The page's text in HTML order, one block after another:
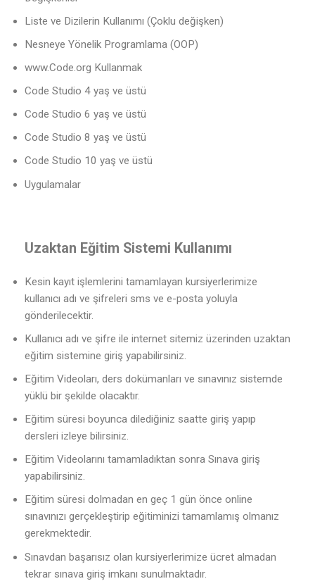
Liste ve Dizilerin Kullanımı (Çoklu değişken)
Nesneye Yönelik Programlama (OOP)
www.Code.org Kullanmak
Code Studio 4 yaş ve üstü
Code Studio 6 yaş ve üstü
Code Studio 8 yaş ve üstü
Code Studio 10 yaş ve üstü
Uygulamalar
Uzaktan Eğitim Sistemi Kullanımı
Kesin kayıt işlemlerini tamamlayan kursiyerlerimize
kullanıcı adı ve şifreleri sms ve e-posta yoluyla
gönderilecektir.
Kullanıcı adı ve şifre ile internet sitemiz üzerinden uzaktan
eğitim sistemine giriş yapabilirsiniz.
Eğitim Videoları, ders dokümanları ve sınavınız sistemde
yüklü bir şekilde olacaktır.
Eğitim süresi boyunca dilediğiniz saatte giriş yapıp
dersleri izleye bilirsiniz.
Eğitim Videolarını tamamladıktan sonra Sınava giriş
yapabilirsiniz.
Eğitim süresi dolmadan en geç 1 gün önce online
sınavınızı gerçekleştirip eğitiminizi tamamlamış olmanız
gerekmektedir.
Sınavdan başarısız olan kursiyerlerimize ücret almadan
tekrar sınava giriş imkanı sunulmaktadır.